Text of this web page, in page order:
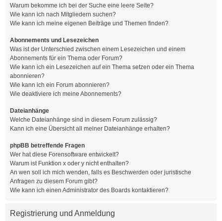
Warum bekomme ich bei der Suche eine leere Seite?
Wie kann ich nach Mitgliedern suchen?
Wie kann ich meine eigenen Beiträge und Themen finden?
Abonnements und Lesezeichen
Was ist der Unterschied zwischen einem Lesezeichen und einem
Abonnements für ein Thema oder Forum?
Wie kann ich ein Lesezeichen auf ein Thema setzen oder ein Thema
abonnieren?
Wie kann ich ein Forum abonnieren?
Wie deaktiviere ich meine Abonnements?
Dateianhänge
Welche Dateianhänge sind in diesem Forum zulässig?
Kann ich eine Übersicht all meiner Dateianhänge erhalten?
phpBB betreffende Fragen
Wer hat diese Forensoftware entwickelt?
Warum ist Funktion x oder y nicht enthalten?
An wen soll ich mich wenden, falls es Beschwerden oder juristische
Anfragen zu diesem Forum gibt?
Wie kann ich einen Administrator des Boards kontaktieren?
Registrierung und Anmeldung